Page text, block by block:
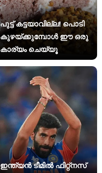
പുട്ട് കട്ടയാവില്ല! പൊടി
കുഴയ്ക്കുമ്പോൾ ഈ ഒരു
കാര്യം ചെയ്യൂ
ഇന്ത്യന്‍ ടീമില്‍ ഫിറ്റ്‌നസ്